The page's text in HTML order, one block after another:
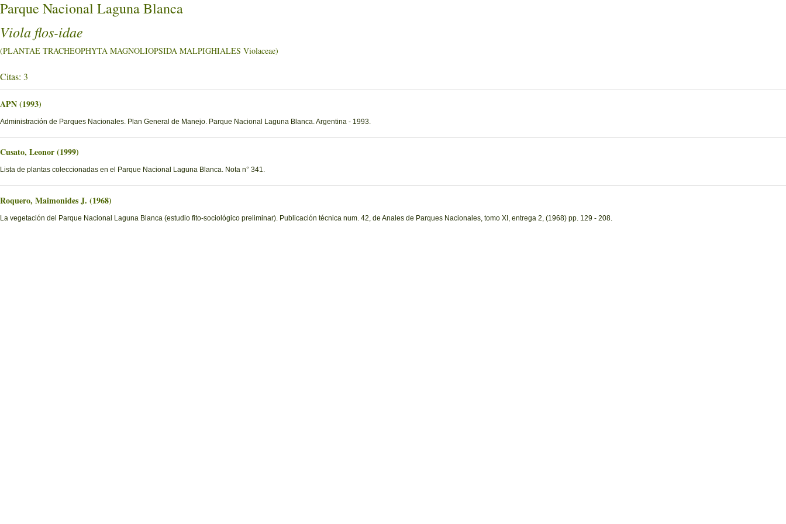
Parque Nacional Laguna Blanca
Viola flos-idae
(PLANTAE TRACHEOPHYTA MAGNOLIOPSIDA MALPIGHIALES Violaceae)
Citas: 3
APN (1993)
Administración de Parques Nacionales. Plan General de Manejo. Parque Nacional Laguna Blanca. Argentina - 1993.
Cusato, Leonor (1999)
Lista de plantas coleccionadas en el Parque Nacional Laguna Blanca. Nota n° 341.
Roquero, Maimonides J. (1968)
La vegetación del Parque Nacional Laguna Blanca (estudio fito-sociológico preliminar). Publicación técnica num. 42, de Anales de Parques Nacionales, tomo XI, entrega 2, (1968) pp. 129 - 208.